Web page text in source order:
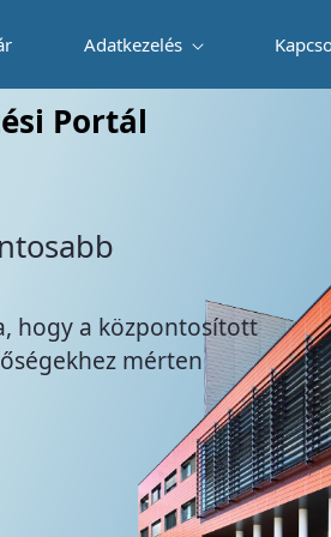
Adatkezelés
Portál
alacsony kibocsátású
szóló 397/2022.
23. napján hatályba lépett,
érdekében történő